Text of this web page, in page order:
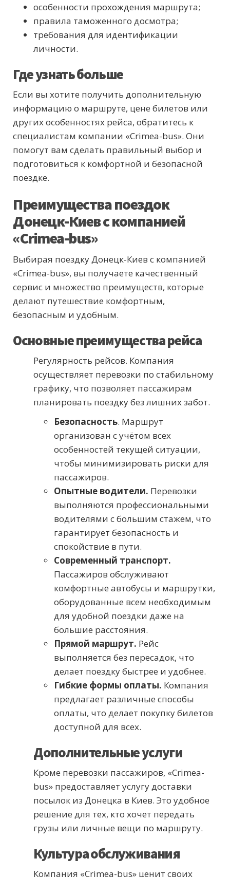
особенности прохождения маршрута;
правила таможенного досмотра;
требования для идентификации
личности.
Где узнать больше
Если вы хотите получить дополнительную
информацию о маршруте, цене билетов или
других особенностях рейса, обратитесь к
специалистам компании «Crimea-bus». Они
помогут вам сделать правильный выбор и
подготовиться к комфортной и безопасной
поездке.
Преимущества поездок
Донецк-Киев с компанией
«Crimea-bus»
Выбирая поездку Донецк-Киев с компанией
«Crimea-bus», вы получаете качественный
сервис и множество преимуществ, которые
делают путешествие комфортным,
безопасным и удобным.
Основные преимущества рейса
Регулярность рейсов. Компания
осуществляет перевозки по стабильному
графику, что позволяет пассажирам
планировать поездку без лишних забот.
Безопасность. Маршрут
организован с учётом всех
особенностей текущей ситуации,
чтобы минимизировать риски для
пассажиров.
Опытные водители. Перевозки
выполняются профессиональными
водителями с большим стажем, что
гарантирует безопасность и
спокойствие в пути.
Современный транспорт.
Пассажиров обслуживают
комфортные автобусы и маршрутки,
оборудованные всем необходимым
для удобной поездки даже на
большие расстояния.
Прямой маршрут. Рейс
выполняется без пересадок, что
делает поездку быстрее и удобнее.
Гибкие формы оплаты. Компания
предлагает различные способы
оплаты, что делает покупку билетов
доступной для всех.
Дополнительные услуги
Кроме перевозки пассажиров, «Crimea-
bus» предоставляет услугу доставки
посылок из Донецка в Киев. Это удобное
решение для тех, кто хочет передать
грузы или личные вещи по маршруту.
Культура обслуживания
Компания «Crimea-bus» ценит своих